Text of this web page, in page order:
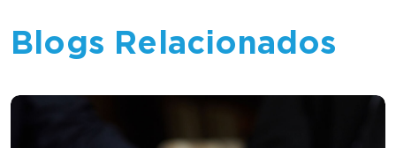
Blogs Relacionados